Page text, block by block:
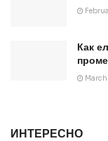
Как
ИНТЕРЕСНО